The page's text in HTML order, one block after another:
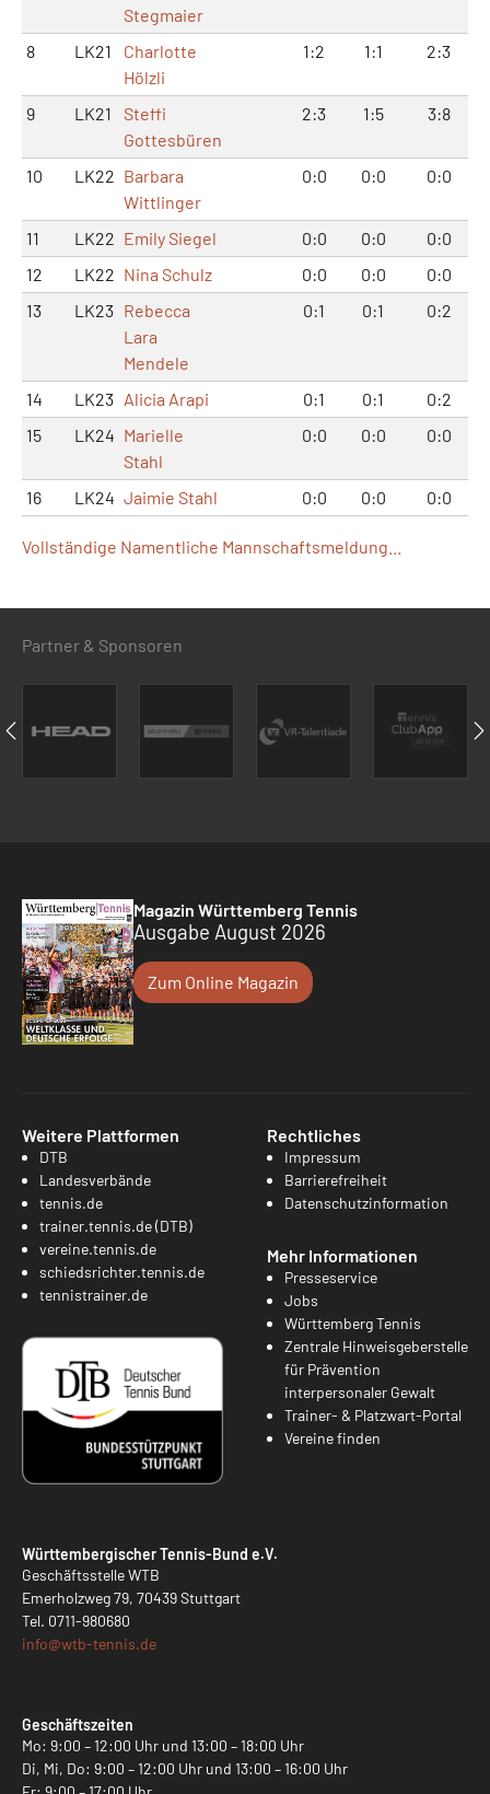
Stegmaier
8 LK21
Charlotte
Hölzli
1:2 1:1 2:3
9 LK21
Steffi
Gottesbüren
2:3 1:5 3:8
10 LK22 Barbara
Wittlinger
0:0 0:0 0:0
11 LK22 Emily Siegel 0:0 0:0
0:0
12
LK22 Nina Schulz 0:0 0:0
0:0
13
LK23 Rebecca
Lara
Mendele
0:1 0:1 0:2
14 LK23 Alicia Arapi 0:1 0:1
0:2
15
LK24 Marielle
Stahl
0:0 0:0 0:0
16 LK24 Jaimie Stahl 0:0 0:0 0:0
Vollständige Namentliche Mannschaftsmeldung...
Partner & Sponsoren
Magazin Württemberg Tennis
Ausgabe August 2026
Zum Online Magazin
Weitere Plattformen
DTB
Landesverbände
tennis.de
trainer.tennis.de (DTB)
vereine.tennis.de
schiedsrichter.tennis.de
tennistrainer.de
Rechtliches
Impressum
Barrierefreiheit
Datenschutzinformation
Mehr Informationen
Presseservice
Jobs
Württemberg Tennis
Zentrale Hinweisgeberstelle
für Prävention
interpersonaler Gewalt
Trainer- & Platzwart-Portal
Vereine finden
Württembergischer Tennis-Bund e.V.
Geschäftsstelle WTB
Emerholzweg 79, 70439 Stuttgart
Tel. 0711-980680
info@wtb-tennis.de
Geschäftszeiten
Mo: 9:00 – 12:00 Uhr und 13:00 – 18:00 Uhr
Di, Mi, Do: 9:00 – 12:00 Uhr und 13:00 – 16:00 Uhr